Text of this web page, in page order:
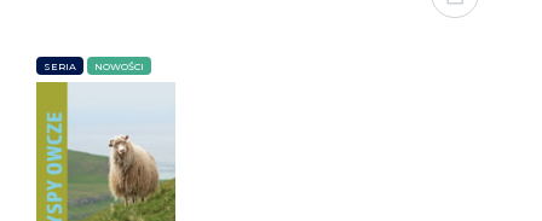
SERIA NOWOŚCI